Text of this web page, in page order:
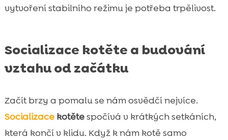
vytvoření stabilního režimu je potřeba trpělivost.
Socializace kotěte a budování
vztahu od začátku
Začít brzy a pomalu se nám osvědčí nejvíce.
Socializacekotětespočívá v krátkých setkáních,
která končí v klidu. Když k nám kotě samo